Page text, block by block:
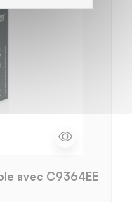
avec C9364EE